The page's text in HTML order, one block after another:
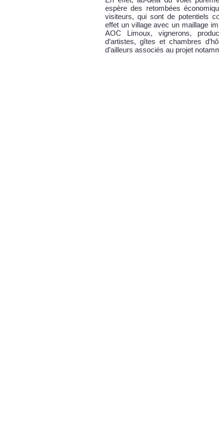
espère des retombées
visiteurs, qui sont de potentiels
effet un village avec un maillage
AOC Limoux, vignerons,
d’artistes, gîtes et chambres
d’ailleurs associés au projet